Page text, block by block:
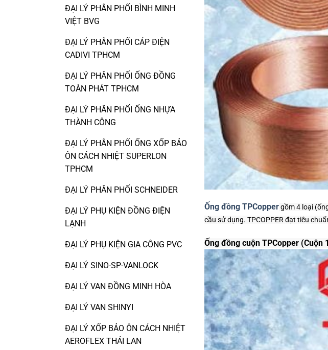
ĐẠI LÝ PHÂN PHỐI BÌNH MINH
VIỆT BVG
ĐẠI LÝ PHÂN PHỐI CÁP ĐIỆN
CADIVI TPHCM
ĐẠI LÝ PHÂN PHỐI ỐNG ĐỒNG
TOÀN PHÁT TPHCM
ĐẠI LÝ PHÂN PHỐI ỐNG NHỰA
THÀNH CÔNG
ĐẠI LÝ PHÂN PHỐI ỐNG XỐP BẢO
ÔN CÁCH NHIỆT SUPERLON
TPHCM
ĐẠI LÝ PHÂN PHỐI SCHNEIDER
ĐẠI LÝ PHỤ KIỆN ĐỒNG ĐIỆN
LẠNH
ĐẠI LÝ PHỤ KIỆN GIA CÔNG PVC
ĐẠI LÝ SINO-SP-VANLOCK
ĐẠI LÝ VAN ĐỒNG MINH HÒA
ĐẠI LÝ VAN SHINYI
ĐẠI LÝ XỐP BẢO ÔN CÁCH NHIỆT
AEROFLEX THÁI LAN
Ống đồng TPCoppergồm 4 loại
cầu sử dụng. TPCOPPER đạt tiêu
Ống đồng cuộn TPCopper (Cuộn